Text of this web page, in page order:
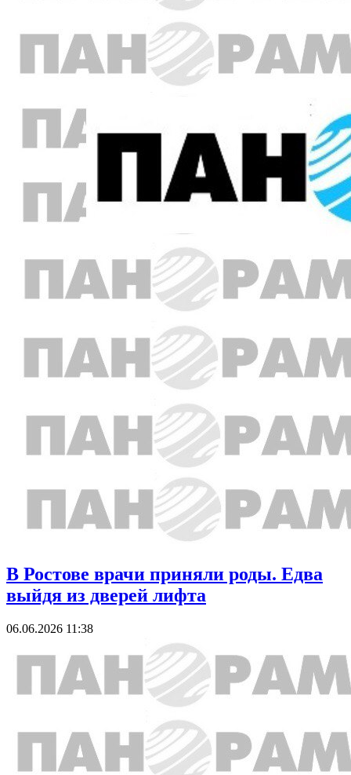
В Ростове врачи приняли роды. Едва
выйдя из дверей лифта
06.06.2026 11:38